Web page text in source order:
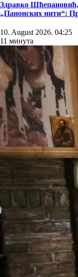
Здравко
„Панонских нити“:
10. August 2026. 04:25
11 минута